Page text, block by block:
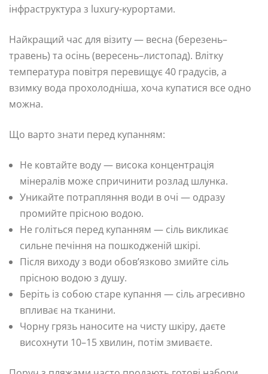
інфраструктура з luxury-курортами.
Найкращий час для візиту — весна (березень–
травень) та осінь (вересень–листопад). Влітку
температура повітря перевищує 40 градусів, а
взимку вода прохолодніша, хоча купатися все одно
можна.
Що варто знати перед купанням:
Не ковтайте воду — висока концентрація
мінералів може спричинити розлад шлунка.
Уникайте потрапляння води в очі — одразу
промийте прісною водою.
Не голіться перед купанням — сіль викликає
сильне печіння на пошкодженій шкірі.
Після виходу з води обов’язково змийте сіль
прісною водою з душу.
Беріть із собою старе купання — сіль агресивно
впливає на тканини.
Чорну грязь наносите на чисту шкіру, даєте
висохнути 10–15 хвилин, потім змиваєте.